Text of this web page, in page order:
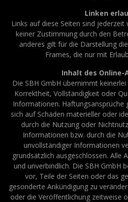
Linken
Links auf diese Seiten sind
keiner Zustimmung durch den
anderes gilt für die Darstellung
Frames, die nur mit
Inhalt des Online-
Die SBH GmbH übernimmt
Korrektheit, Vollständigkeit oder
Informationen. Haftungsansprüche
sich auf Schäden materieller oder
durch die Nutzung oder
Informationen bzw. durch die
unvollständiger Informationen
grundsätzlich ausgeschlossen. Alle
und unverbindlich. Die SBH GmbH
vor, Teile der Seiten oder das
gesonderte Ankündigung zu
oder die Veröffentlichung zeitweise